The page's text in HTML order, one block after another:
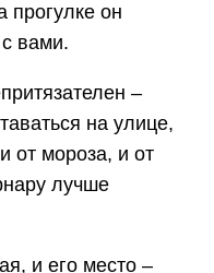
прогулке он
вами.
–
на улице,
от мороза, и от
лучше
и его место –